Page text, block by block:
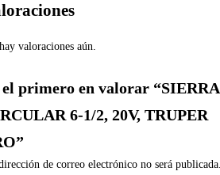
valoraciones aún.
el primero en valorar “SIERRA
6-1/2, 20V, TRUPER
de correo electrónico no será publicada.